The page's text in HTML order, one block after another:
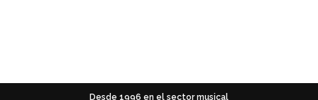
Desde 1996 en el sector musical